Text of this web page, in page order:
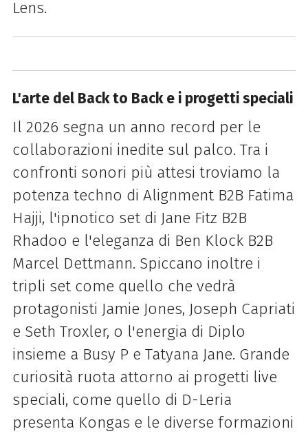
Lens.
L'arte del Back to Back e i progetti speciali
Il 2026 segna un anno record per le
collaborazioni inedite sul palco. Tra i
confronti sonori più attesi troviamo la
potenza techno di Alignment B2B Fatima
Hajji, l'ipnotico set di Jane Fitz B2B
Rhadoo e l'eleganza di Ben Klock B2B
Marcel Dettmann. Spiccano inoltre i
tripli set come quello che vedrà
protagonisti Jamie Jones, Joseph Capriati
e Seth Troxler, o l'energia di Diplo
insieme a Busy P e Tatyana Jane. Grande
curiosità ruota attorno ai progetti live
speciali, come quello di D-Leria
presenta Kongas e le diverse formazioni